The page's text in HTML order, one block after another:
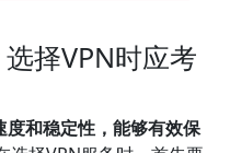
择VPN时应考
和稳定性，能够有效保